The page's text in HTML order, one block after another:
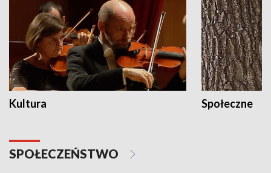
Kultura Społeczne
SPOŁECZEŃSTWO